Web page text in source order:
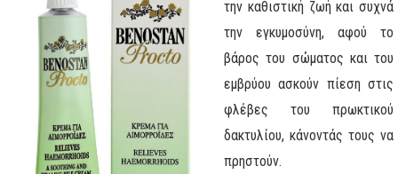
την καθιστική ζωή και συχνά
την εγκυμοσύνη, αφού το
βάρος του σώματος και του
εμβρύου ασκούν πίεση στις
φλέβες του πρωκτικού
δακτυλίου, κάνοντάς τους να
πρηστούν.